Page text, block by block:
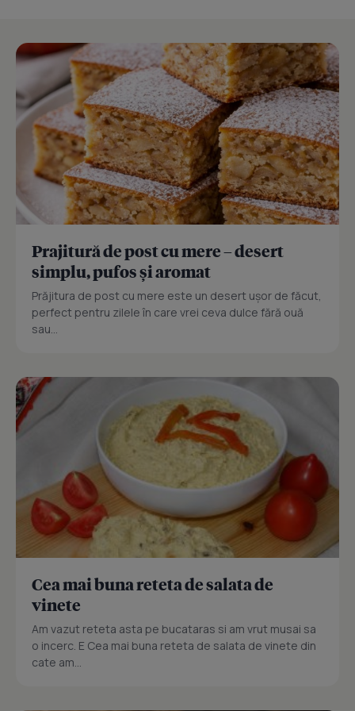
Prajitură de post cu mere – desert
simplu, pufos și aromat
Prăjitura de post cu mere este un desert ușor de făcut,
perfect pentru zilele în care vrei ceva dulce fără ouă
sau...
Cea mai buna reteta de salata de
vinete
Am vazut reteta asta pe bucataras si am vrut musai sa
o incerc. E Cea mai buna reteta de salata de vinete din
cate am...